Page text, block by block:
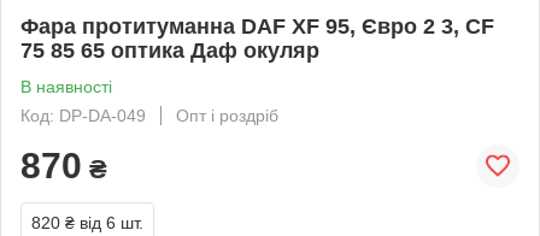
Фара протитуманна DAF XF 95, Євро 2 3, CF
75 85 65 оптика Даф окуляр
В наявності
Код: DP-DA-049
Опт і роздріб
870 ₴
820 ₴ від 6 шт.